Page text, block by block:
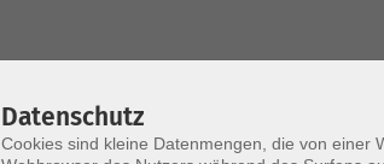
Datenschutz
Cookies sind kleine Datenmengen, die von einer